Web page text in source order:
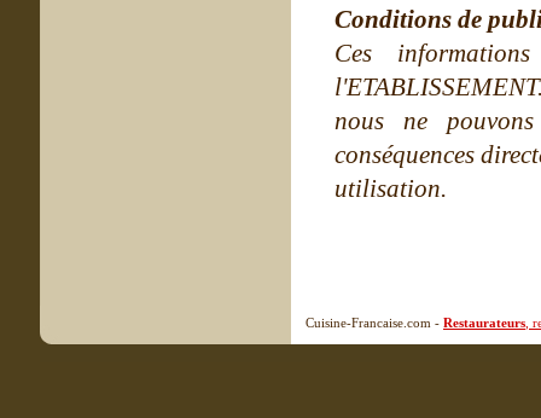
Conditions de
Ces
nous ne
conséquences
utilisation.
Cuisine-Francaise.com - Restaurateurs ,